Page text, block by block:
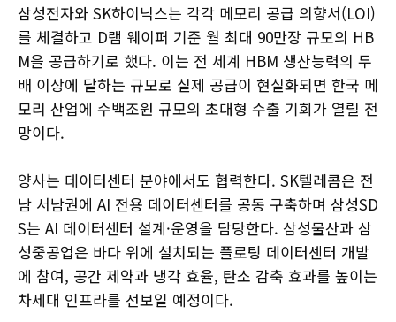
삼성전자와 SK하이닉스는 각각 메모리 공급 의향서(LOI)
를 체결하고 D램 웨이퍼 기준 월 최대 90만장 규모의 HB
M을 공급하기로 했다. 이는 전 세계 HBM 생산능력의 두
배 이상에 달하는 규모로 실제 공급이 현실화되면 한국 메
모리 산업에 수백조원 규모의 초대형 수출 기회가 열릴 전
망이다.
양사는 데이터센터 분야에서도 협력한다. SK텔레콤은 전
남 서남권에 AI 전용 데이터센터를 공동 구축하며 삼성SD
S는 AI 데이터센터 설계·운영을 담당한다. 삼성물산과 삼
성중공업은 바다 위에 설치되는 플로팅 데이터센터 개발
에 참여, 공간 제약과 냉각 효율, 탄소 감축 효과를 높이는
차세대 인프라를 선보일 예정이다.